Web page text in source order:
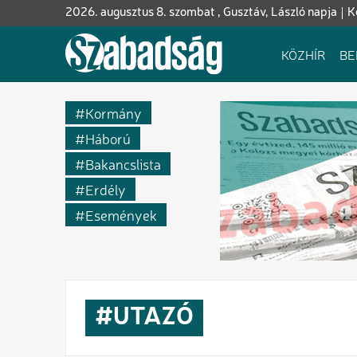
a
2026. augusztus 8. szombat , Gusztáv, László napja
Fő
KÖZHÍR
Kormány
Háború
Bakancslista
Erdély
Események
UTAZÓ